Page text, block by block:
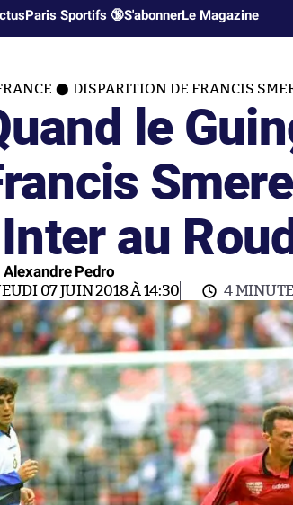
Paris Sportifs 🔞S'abonnerLe Magazine
DISPARITION DE FRANCIS
le
au
Alexandre Pedro
07 JUIN 2018 À 14:30 4